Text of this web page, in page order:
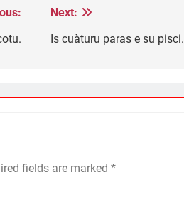
Next:
Is cuàturu paras e su pisci.
fields are marked *